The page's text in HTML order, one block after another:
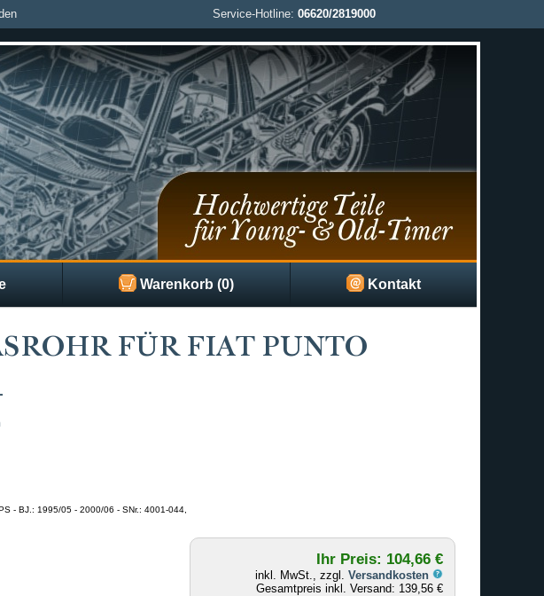
Service-Hotline: 06620/2819000
Warenkorb (0) Kontakt
FÜR FIAT PUNTO
- BJ.: 1995/05 - 2000/06 - SNr.: 4001-044,
Ihr Preis: 104,66 €
inkl. MwSt., zzgl.Versandkosten
Gesamtpreis inkl. Versand: 139,56 €